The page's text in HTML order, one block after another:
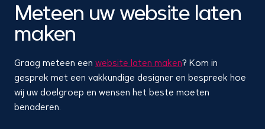
Meteen uw website laten
maken
Graag meteen een website laten maken? Kom in
gesprek met een vakkundige designer en bespreek hoe
wij uw doelgroep en wensen het beste moeten
benaderen.